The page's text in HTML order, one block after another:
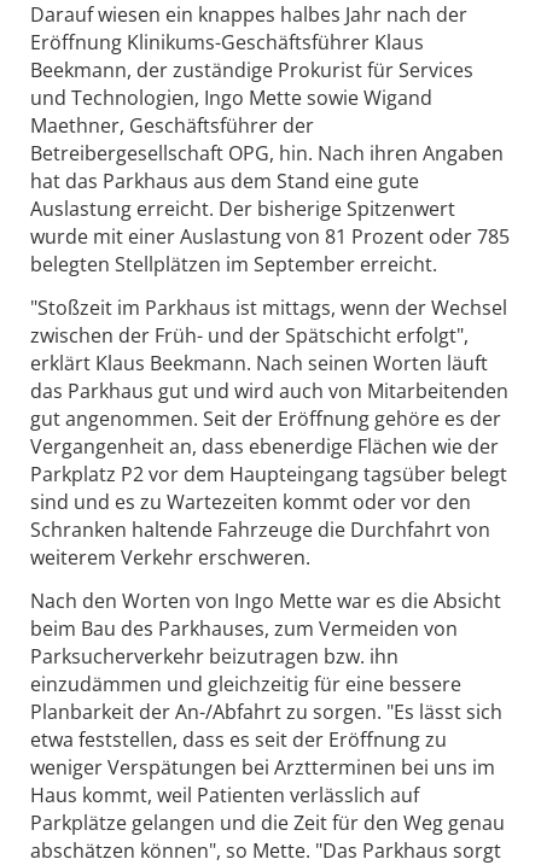
Darauf wiesen ein knappes halbes Jahr nach der
Eröffnung Klinikums-Geschäftsführer Klaus
Beekmann, der zuständige Prokurist für Services
und Technologien, Ingo Mette sowie Wigand
Maethner, Geschäftsführer der
Betreibergesellschaft OPG, hin. Nach ihren Angaben
hat das Parkhaus aus dem Stand eine gute
Auslastung erreicht. Der bisherige Spitzenwert
wurde mit einer Auslastung von 81 Prozent oder 785
belegten Stellplätzen im September erreicht.
"Stoßzeit im Parkhaus ist mittags, wenn der Wechsel
zwischen der Früh- und der Spätschicht erfolgt",
erklärt Klaus Beekmann. Nach seinen Worten läuft
das Parkhaus gut und wird auch von Mitarbeitenden
gut angenommen. Seit der Eröffnung gehöre es der
Vergangenheit an, dass ebenerdige Flächen wie der
Parkplatz P2 vor dem Haupteingang tagsüber belegt
sind und es zu Wartezeiten kommt oder vor den
Schranken haltende Fahrzeuge die Durchfahrt von
weiterem Verkehr erschweren.
Nach den Worten von Ingo Mette war es die Absicht
beim Bau des Parkhauses, zum Vermeiden von
Parksucherverkehr beizutragen bzw. ihn
einzudämmen und gleichzeitig für eine bessere
Planbarkeit der An-/Abfahrt zu sorgen. "Es lässt sich
etwa feststellen, dass es seit der Eröffnung zu
weniger Verspätungen bei Arztterminen bei uns im
Haus kommt, weil Patienten verlässlich auf
Parkplätze gelangen und die Zeit für den Weg genau
abschätzen können", so Mette. "Das Parkhaus sorgt